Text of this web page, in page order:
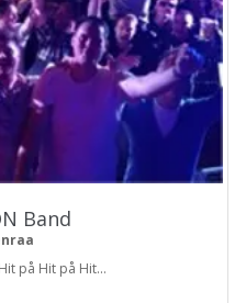
Band
på Hit på Hit...